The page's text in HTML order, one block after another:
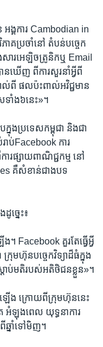
ង្គការ​ ​Cambodian in
ភាគ​ប្រចាំ​នៅ​ ​តំបន់​បច្ចេក​
សារ​អេឡិច​ត្រូ​និក​ឬ​ ​Email​
ន​ឃើញ​ ​ពី​ការ​សួរនាំ​អ្វី​ពី​
ពី​ ​ផល​ប៉ះពាល់​អវិជ្ជមាន​
ទាំង​៦នេះ»។​
ក្នុង​ប្រទេស​កម្ពុជា​ ​និង​ជា​
ប់Facebook​ ​ការ​
ារផ្សាយ​ពាណិជ្ជកម្ម​ ​នៅ​
គឺ​សំខាន់​ជាង​បទ​
ច្នេះ៖​
​Facebook​ ​គួរ​តែ​ធ្វើ​អ្វី​
រុមហ៊ុន​បច្ចេកវិទ្យា​ដ៏​ធំ​ក្នុង​
ាប់​មតិ​របស់​អតិថិ​ជន​ខ្លួន»។​
ើ​ឡើង​ ​ក្រោយ​ពី​ក្រុម​ហ៊ុន​នេះ​
អំឡុង​ពេល​ យុទ្ធនាការ​
ឆ្នាំ​ទៅ​មិញ។​